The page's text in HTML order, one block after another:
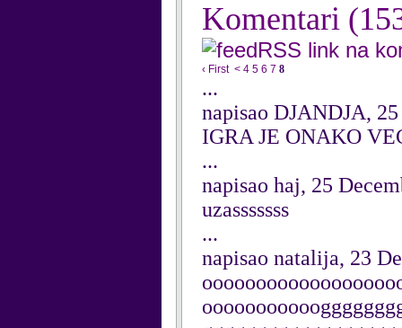
Komentari
RSS link na
‹ First < 4 5 6 7 8
...
napisao DJANDJA,
IGRA JE ONAKO
...
napisao haj, 25
uzasssssss
...
napisao natalija, 23